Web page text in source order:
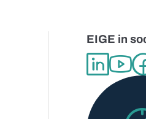
EIGE in